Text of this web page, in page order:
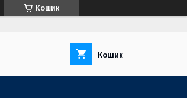
Кошик
Кошик